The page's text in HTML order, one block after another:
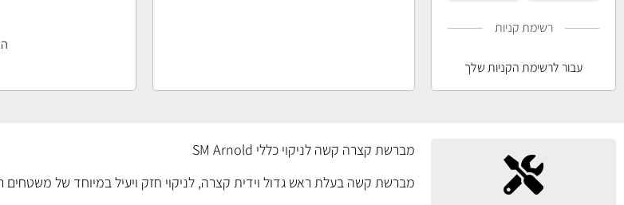
רשימת קניות
עבור לרשימת הקניות שלך
מברשת קצרה קשה לניקוי כללי SM Arnold
מברשת קשה בעלת ראש גדול וידית קצרה, לניקוי חזק ויעיל במיוחד של משטחים